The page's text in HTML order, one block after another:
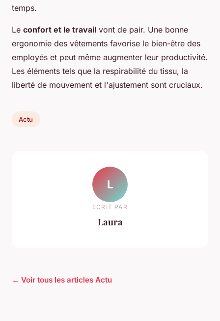
temps.
Le confort et le travail vont de pair. Une bonne
ergonomie des vêtements favorise le bien-être des
employés et peut même augmenter leur productivité.
Les éléments tels que la respirabilité du tissu, la
liberté de mouvement et l'ajustement sont cruciaux.
Actu
L
ECRIT PAR
Laura
← Voir tous les articles Actu